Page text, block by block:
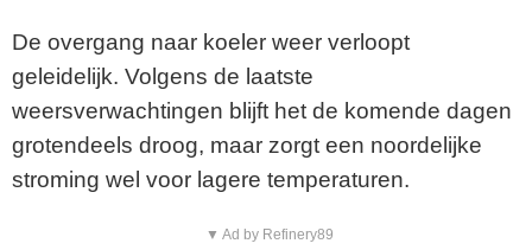
De overgang naar koeler weer verloopt
geleidelijk. Volgens de laatste
weersverwachtingen blijft het de komende dagen
grotendeels droog, maar zorgt een noordelijke
stroming wel voor lagere temperaturen.
▼ Ad by Refinery89